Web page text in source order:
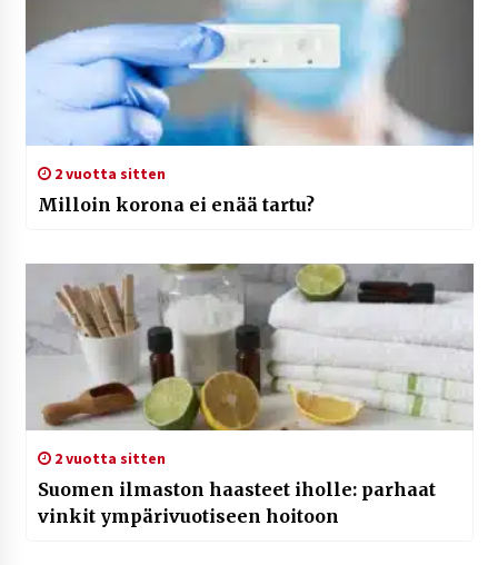
2 vuotta sitten
Milloin korona ei enää tartu?
2 vuotta sitten
Suomen ilmaston haasteet iholle: parhaat
vinkit ympärivuotiseen hoitoon